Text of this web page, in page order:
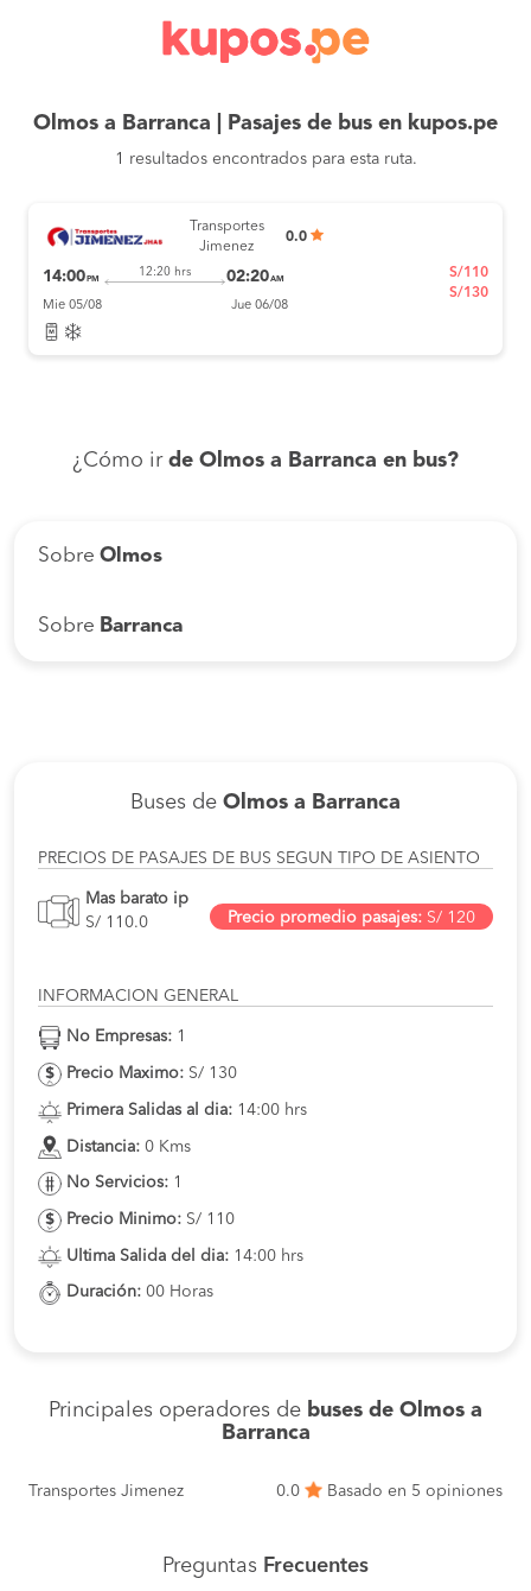
Olmos a Barranca | Pasajes de bus en kupos.pe
1 resultados encontrados para esta ruta.
Transportes
Jimenez
0.0
14:00 PM
12:20 hrs 02:20AM
Mie 05/08 Jue 06/08
S/110
S/130
¿Cómo ir de Olmos a Barranca en bus?
Sobre Olmos
Sobre Barranca
Buses de Olmos a Barranca
PRECIOS DE PASAJES DE BUS SEGUN TIPO DE ASIENTO
Mas barato ip
S/ 110.0
Precio promedio pasajes: S/ 120
INFORMACION GENERAL
No Empresas: 1
Precio Maximo: S/ 130
Primera Salidas al dia: 14:00 hrs
Distancia: 0 Kms
No Servicios: 1
Precio Minimo: S/ 110
Ultima Salida del dia: 14:00 hrs
Duración: 00 Horas
Principales operadores de buses de Olmos a
Barranca
Transportes Jimenez 0.0 Basado en 5 opiniones
Preguntas Frecuentes